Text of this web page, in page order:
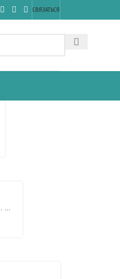
СВЯЗАТЬСЯ
...